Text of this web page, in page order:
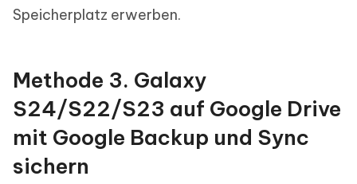
Speicherplatz erwerben.
Methode 3. Galaxy
S24/S22/S23 auf Google Drive
mit Google Backup und Sync
sichern